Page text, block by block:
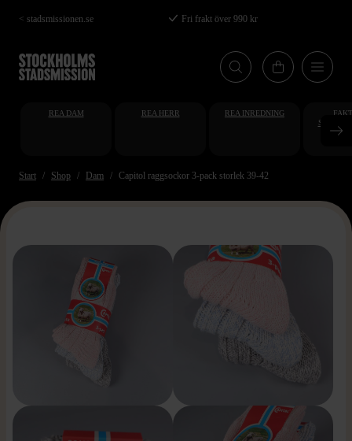
Hoppa
till
huvudinnehåll
< stadsmissionen.se Fri frakt över 990 kr
REA DAM REA HERR REA INREDNING
Start Shop Dam Capitol raggsockor 3-pack storlek 39-42